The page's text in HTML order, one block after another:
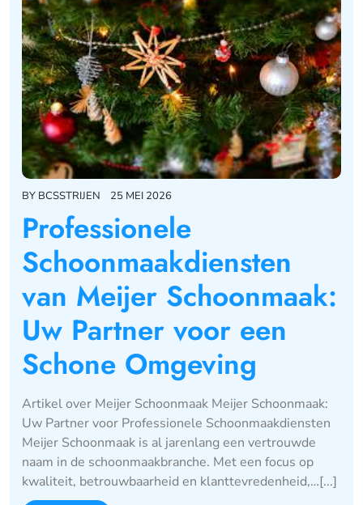
BY BCSSTRIJEN 25 MEI 2026
Professionele
Schoonmaakdiensten
van Meijer Schoonmaak:
Uw Partner voor een
Schone Omgeving
Artikel over Meijer Schoonmaak Meijer Schoonmaak:
Uw Partner voor Professionele Schoonmaakdiensten
Meijer Schoonmaak is al jarenlang een vertrouwde
naam in de schoonmaakbranche. Met een focus op
kwaliteit, betrouwbaarheid en klanttevredenheid,…[...]